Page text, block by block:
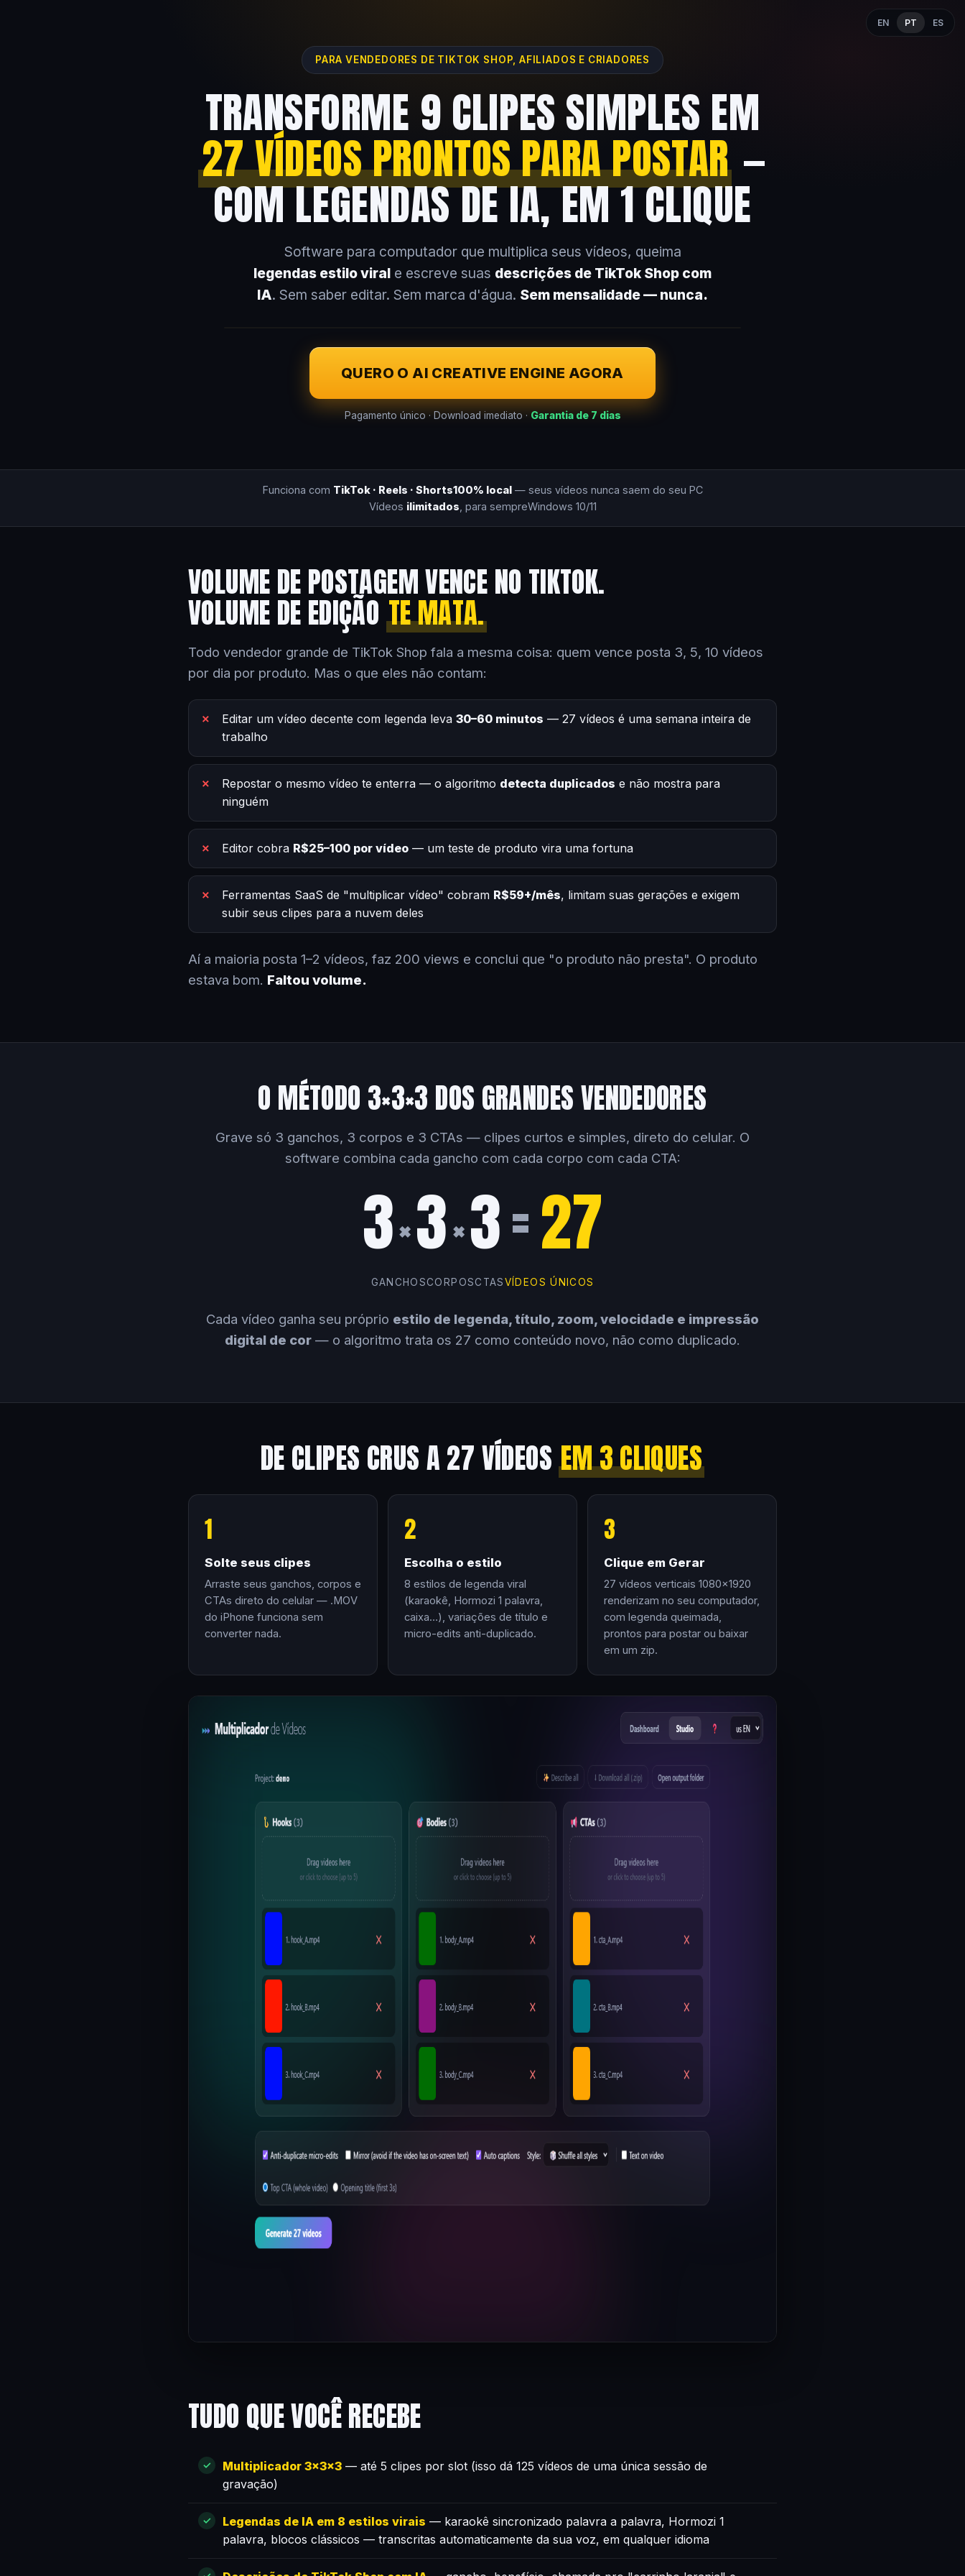
EN PT ES
PARA VENDEDORES DE TIKTOK SHOP, AFILIADOS E CRIADORES
TRANSFORME 9 CLIPES SIMPLES EM
27 VÍDEOS PRONTOS PARA POSTAR —
COM LEGENDAS DE IA, EM 1 CLIQUE
Software para computador que multiplica seus vídeos, queima
legendas estilo viral e escreve suas descrições de TikTok Shop com
IA. Sem saber editar. Sem marca d'água. Sem mensalidade — nunca.
QUERO O AI CREATIVE ENGINE AGORA
Pagamento único · Download imediato · Garantia de 7 dias
Funciona com TikTok · Reels · Shorts100% local— seus vídeos nunca saem do seu PC
Vídeos ilimitados , para sempreWindows 10/11
VOLUME DE POSTAGEM VENCE NO TIKTOK.
VOLUME DE EDIÇÃO TE MATA.
Todo vendedor grande de TikTok Shop fala a mesma coisa: quem vence posta 3, 5, 10 vídeos
por dia por produto. Mas o que eles não contam:
Editar um vídeo decente com legenda leva 30–60 minutos — 27 vídeos é uma semana inteira de
trabalho
Repostar o mesmo vídeo te enterra — o algoritmo detecta duplicados e não mostra para
ninguém
Editor cobra R$25–100 por vídeo — um teste de produto vira uma fortuna
Ferramentas SaaS de "multiplicar vídeo" cobram R$59+/mês, limitam suas gerações e exigem
subir seus clipes para a nuvem deles
Aí a maioria posta 1–2 vídeos, faz 200 views e conclui que "o produto não presta". O produto
estava bom. Faltou volume.
O MÉTODO 3×3×3 DOS GRANDES VENDEDORES
Grave só 3 ganchos, 3 corpos e 3 CTAs — clipes curtos e simples, direto do celular. O
software combina cada gancho com cada corpo com cada CTA:
3×3×3=27
GANCHOSCORPOSCTASVÍDEOS ÚNICOS
Cada vídeo ganha seu próprio estilo de legenda, título, zoom, velocidade e impressão
digital de cor — o algoritmo trata os 27 como conteúdo novo, não como duplicado.
DE CLIPES CRUS A 27 VÍDEOSEM 3 CLIQUES
1
Solte seus clipes
Arraste seus ganchos, corpos e
CTAs direto do celular — .MOV
do iPhone funciona sem
converter nada.
2
Escolha o estilo
8 estilos de legenda viral
(karaokê, Hormozi 1 palavra,
caixa…), variações de título e
micro-edits anti-duplicado.
3
Clique em Gerar
27 vídeos verticais 1080×1920
renderizam no seu computador,
com legenda queimada,
prontos para postar ou baixar
em um zip.
TUDO QUE VOCÊ RECEBE
Multiplicador 3×3×3 — até 5 clipes por slot (isso dá 125 vídeos de uma única sessão de
gravação)
Legendas de IA em 8 estilos virais — karaokê sincronizado palavra a palavra, Hormozi 1
palavra, blocos clássicos — transcritas automaticamente da sua voz, em qualquer idioma